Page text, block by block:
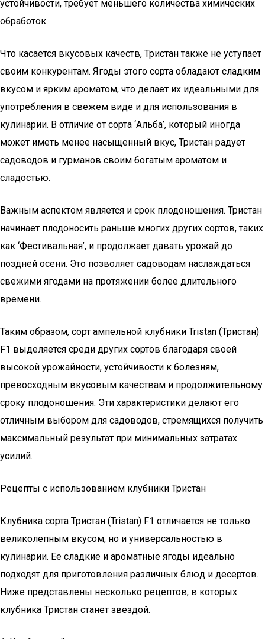
устойчивости, требует меньшего количества химических
обработок.
Что касается вкусовых качеств, Тристан также не уступает
своим конкурентам. Ягоды этого сорта обладают сладким
вкусом и ярким ароматом, что делает их идеальными для
употребления в свежем виде и для использования в
кулинарии. В отличие от сорта ‘Альба’, который иногда
может иметь менее насыщенный вкус, Тристан радует
садоводов и гурманов своим богатым ароматом и
сладостью.
Важным аспектом является и срок плодоношения. Тристан
начинает плодоносить раньше многих других сортов, таких
как ‘Фестивальная’, и продолжает давать урожай до
поздней осени. Это позволяет садоводам наслаждаться
свежими ягодами на протяжении более длительного
времени.
Таким образом, сорт ампельной клубники Tristan (Тристан)
F1 выделяется среди других сортов благодаря своей
высокой урожайности, устойчивости к болезням,
превосходным вкусовым качествам и продолжительному
сроку плодоношения. Эти характеристики делают его
отличным выбором для садоводов, стремящихся получить
максимальный результат при минимальных затратах
усилий.
Рецепты с использованием клубники Тристан
Клубника сорта Тристан (Tristan) F1 отличается не только
великолепным вкусом, но и универсальностью в
кулинарии. Ее сладкие и ароматные ягоды идеально
подходят для приготовления различных блюд и десертов.
Ниже представлены несколько рецептов, в которых
клубника Тристан станет звездой.